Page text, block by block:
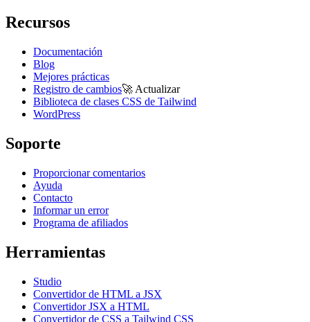
Recursos
Documentación
Blog
Mejores prácticas
Registro de cambios🚀 Actualizar
Biblioteca de clases CSS de Tailwind
WordPress
Soporte
Proporcionar comentarios
Ayuda
Contacto
Informar un error
Programa de afiliados
Herramientas
Studio
Convertidor de HTML a JSX
Convertidor JSX a HTML
Convertidor de CSS a Tailwind CSS